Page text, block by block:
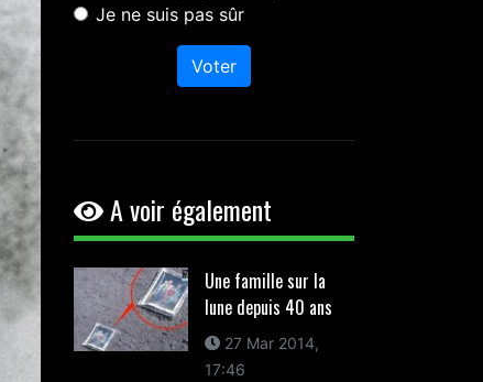
Je ne suis pas sûr
Voter
A voir également
Une famille sur la
lune depuis 40 ans
27 Mar 2014,
17:46